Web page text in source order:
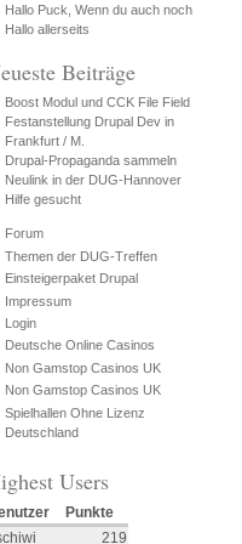
Hallo Puck, Wenn du auch noch
Hallo allerseits
Beiträge
Boost Modul und CCK File Field
Festanstellung Drupal Dev in
Frankfurt / M.
Drupal-Propaganda sammeln
Neulink in der DUG-Hannover
Hilfe gesucht
Forum
Themen der DUG-Treffen
Einsteigerpaket Drupal
Impressum
Login
Deutsche Online Casinos
Non Gamstop Casinos UK
Non Gamstop Casinos UK
Spielhallen Ohne Lizenz
Deutschland
Users
Punkte
219